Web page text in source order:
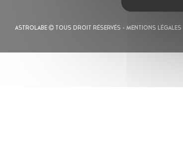
ASTROLABE TOUS DROIT RÉSERVÉS - MENTIONS LÉGALES